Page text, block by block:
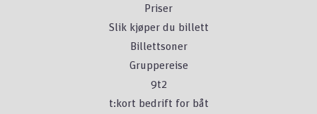
Priser
Slik kjøper du billett
Billettsoner
Gruppereise
9t2
t:kort bedrift for båt